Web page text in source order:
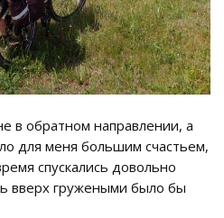
в обратном направлении, а
для меня большим счастьем,
спускались довольно
вверх гружеными было бы